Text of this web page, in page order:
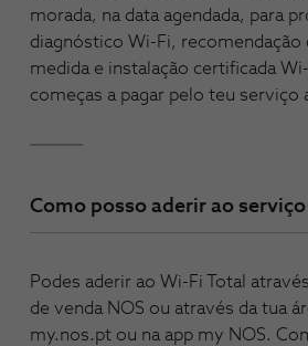
morada, na data agendada, para
diagnóstico Wi-Fi, recomendação
medida e instalação certificada
começas a pagar pelo teu serviço
Como posso aderir ao
Podes aderir ao Wi-Fi Total
de venda NOS ou através da tua
my.nos.pt ou na app my NOS.